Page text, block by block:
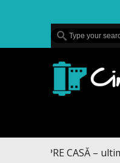
SPRE CASĂ – ultimul